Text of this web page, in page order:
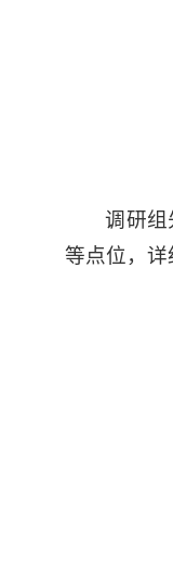
调研组
等点位，